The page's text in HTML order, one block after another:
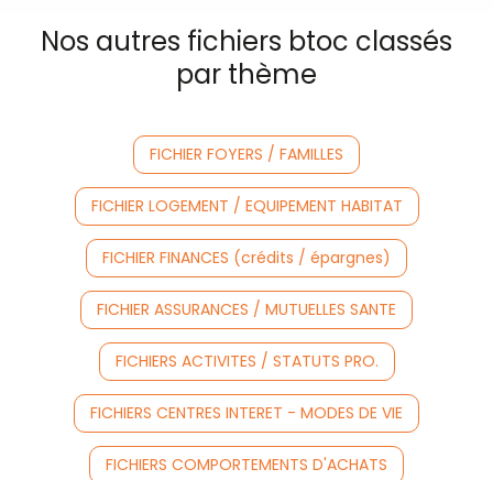
Nos autres fichiers btoc classés
par thème
FICHIER FOYERS / FAMILLES
FICHIER LOGEMENT / EQUIPEMENT HABITAT
FICHIER FINANCES (crédits / épargnes)
FICHIER ASSURANCES / MUTUELLES SANTE
FICHIERS ACTIVITES / STATUTS PRO.
FICHIERS CENTRES INTERET - MODES DE VIE
FICHIERS COMPORTEMENTS D'ACHATS